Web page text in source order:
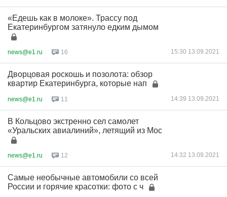
«Едешь как в молоке». Трассу под
Екатеринбургом затянуло едким дымом
news@e1.ru 16 15:30 13.09.2021
Дворцовая роскошь и позолота: обзор
квартир Екатеринбурга, которые нап
news@e1.ru 11 14:39 13.09.2021
В Кольцово экстренно сел самолет
«Уральских авиалиний», летящий из Мос
news@e1.ru 12 14:32 13.09.2021
Самые необычные автомобили со всей
России и горячие красотки: фото с ч